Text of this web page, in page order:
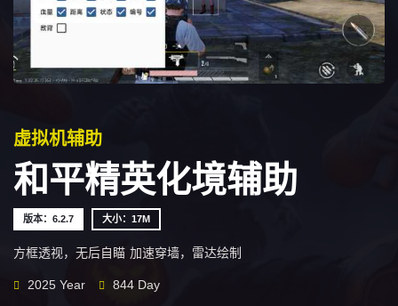
虚拟机辅助
和平精英化境辅助
版本：6.2.7 大小：17M
方框透视，无后自瞄 加速穿墙，雷达绘制
2025 Year 844 Day